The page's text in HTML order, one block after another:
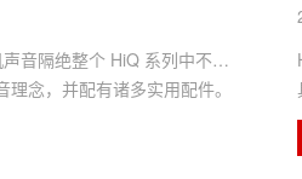
音隔绝整个 HiQ 系列中不同
念，并配有诸多实用配件。